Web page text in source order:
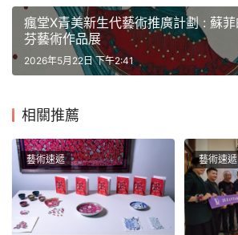
瘋堂X青美新生代藝術推廣計劃 : 蘇
芬藝術作品展
2026年5月22日 下午2:41
相關推薦
藝術速遞 藝術速遞